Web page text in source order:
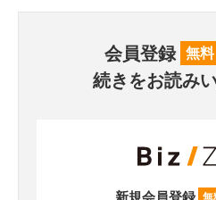
会員登録 無料
続きをお読み
無